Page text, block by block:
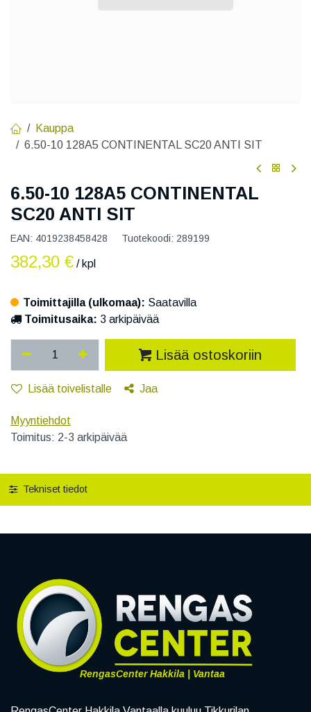
Kauppa
6.50-10 128A5 CONTINENTAL SC20 ANTI SIT
6.50-10 128A5 CONTINENTAL
SC20 ANTI SIT
EAN: 4019238458428 Tuotekoodi: 289199
382,30 € / kpl
Toimittajilla (ulkomaa): Saatavilla
Toimitusaika: 3 arkipäivää
Lisää ostoskoriin
Lisää toivelistalle Jaa
Myyntiehdot
Toimitus: 2-3 arkipäivää
Tekniset tiedot
RengasCenter Hakkila | Vantaa